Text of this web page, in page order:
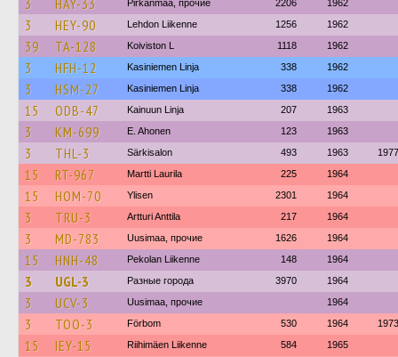
3 HAY-33 Pirkanmaa, прочие 2206 1962
3 HEY-90 Lehdon Liikenne 1256 1962
39 TA-128 Koiviston L 1118 1962
3 HFH-12 Kasiniemen Linja 338 1962
3 HSM-27 Kasiniemen Linja 338 1962
15 ODB-47 Kainuun Linja 207 1963
3 KM-699 E. Ahonen 123 1963
3 THL-3 Särkisalon 493 1963 1977
15 RT-967 Martti Laurila 225 1964
15 HOM-70 Ylisen 2301 1964
3 TRU-3 Artturi Anttila 217 1964
3 MD-783 Uusimaa, прочие 1626 1964
15 HNH-48 Pekolan Liikenne 148 1964
3 UGL-3 Разные города 3970 1964
3 UCV-3 Uusimaa, прочие 1964
3 TOO-3 Förbom 530 1964 1973
15 IEY-15 Riihimäen Liikenne 584 1965